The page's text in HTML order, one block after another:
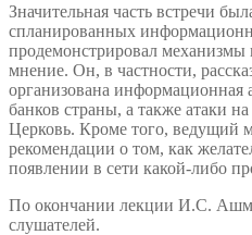
Значительная часть встречи
спланированных
продемонстрировал механизмы
мнение. Он, в частности,
организована информационная
банков страны, а также атаки
Церковь. Кроме того, ведущий
рекомендации о том, как
появлении в сети какой-либо
По окончании лекции И.С.
слушателей.